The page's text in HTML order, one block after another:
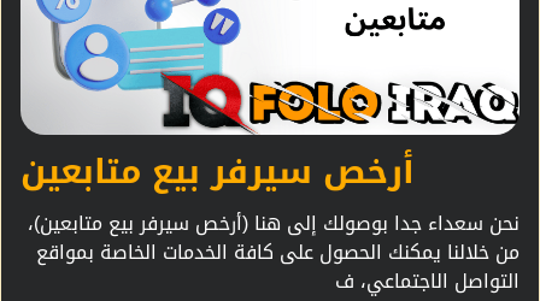
أرخص سيرفر بيع متابعين
نحن سعداء جدا بوصولك إلى هنا (أرخص سيرفر بيع متابعين)،
من خلالنا يمكنك الحصول على كافة الخدمات الخاصة بمواقع
التواصل الاجتماعي، ف